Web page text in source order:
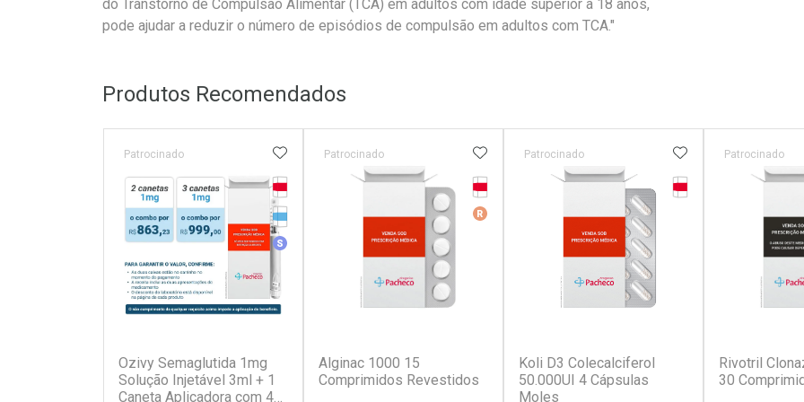
do Transtorno de Compulsão Alimentar (TCA) em adultos com idade superior a 18 anos,
pode ajudar a reduzir o número de episódios de compulsão em adultos com TCA."
Produtos Recomendados
Ozivy Semaglutida 1mg
Solução Injetável 3ml + 1
Caneta Aplicadora com 4
Tarja Vermelha
Medicamento Refrigerado
Medicamento Similar
Patrocinado ADICIONAR AOS FAVORITOS
Alginac 1000 15
Comprimidos Revestidos
Tarja Vermelha
Medicamento De Referência
Patrocinado ADICIONAR AOS FAVORITOS
Koli D3 Colecalciferol
50.000UI 4 Cápsulas
Moles
Tarja Vermelha
Patrocinado ADICIONAR AOS
Rivotril
30
Patrocinado